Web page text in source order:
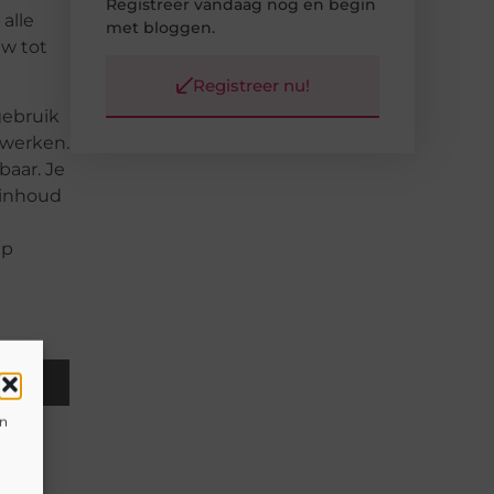
tot
Je
Registreer vandaag nog en begin
met bloggen.
Registreer nu!